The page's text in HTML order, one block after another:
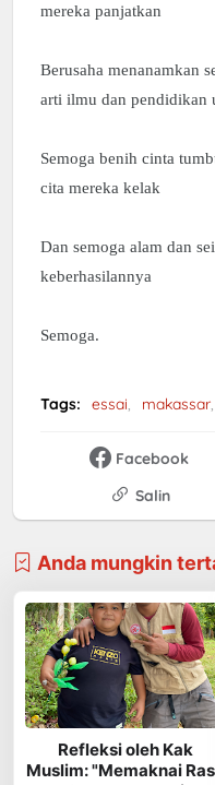
mereka panjatkan
Berusaha menanamkan
arti ilmu dan pendidikan
Semoga benih cinta
cita mereka kelak
Dan semoga alam dan
keberhasilannya
Semoga.
Tags: essai makassar
Facebook
Salin
Anda mungkin
Refleksi oleh Kak
Muslim: "Memaknai